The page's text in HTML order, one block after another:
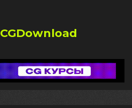
CGDownload